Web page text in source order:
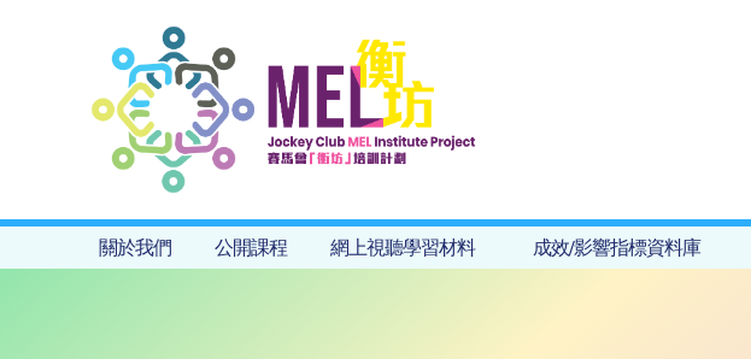
關於我們 公開課程 網上視聽學習材料 成效/影響指標資料庫